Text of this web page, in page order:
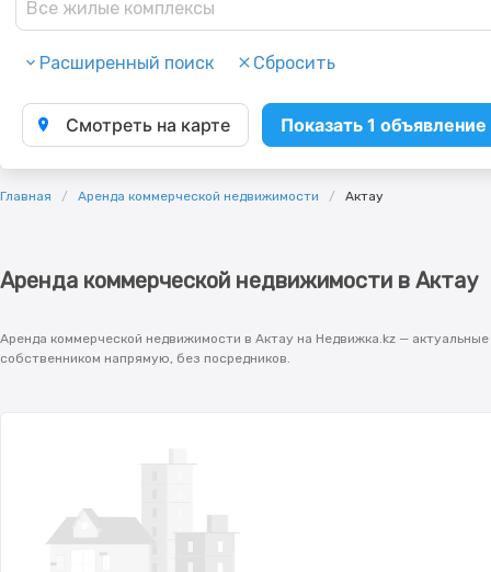
Все жилые комплексы
Расширенный поиск Сбросить
Смотреть на карте Показать 1 объявление
Главная Аренда коммерческой недвижимости Актау
Аренда коммерческой недвижимости в Актау
Аренда коммерческой недвижимости в Актау на Недвижка.kz —
собственником напрямую, без посредников.